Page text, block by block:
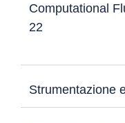
Computational
22
Strumentazione